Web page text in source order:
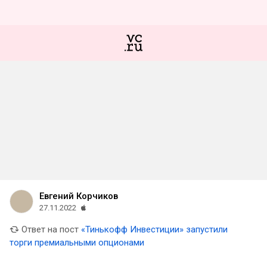
Евгений Корчиков
27.11.2022
Ответ на пост «Тинькофф Инвестиции» запустили
торги премиальными опционами